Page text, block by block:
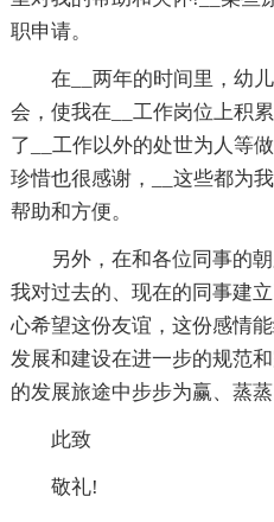
职申请。
在__两年的时间里，幼
会，使我在__工作岗位上积
了__工作以外的处世为人等
珍惜也很感谢，__这些都为
帮助和方便。
另外，在和各位同事的
我对过去的、现在的同事建
心希望这份友谊，这份感情
发展和建设在进一步的规范
的发展旅途中步步为赢、蒸
此致
敬礼!